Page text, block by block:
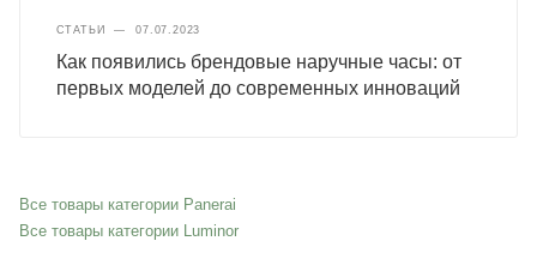
СТАТЬИ — 07.07.2023
Как появились брендовые наручные часы: от
первых моделей до современных инноваций
Все товары категории Panerai
Все товары категории Luminor